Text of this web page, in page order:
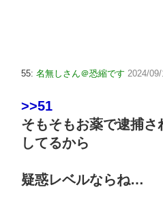
55: 名無しさん＠恐縮です 2024/
>>51
そもそもお薬で逮捕
してるから
疑惑レベルならね…